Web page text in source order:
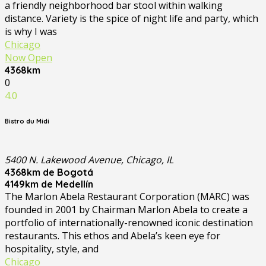
a friendly neighborhood bar stool within walking
distance. Variety is the spice of night life and party, which
is why I was
Chicago
Now Open
4368km
0
4.0
Bistro du Midi
5400 N. Lakewood Avenue, Chicago, IL
4368km de Bogotá
4149km de Medellín
The Marlon Abela Restaurant Corporation (MARC) was
founded in 2001 by Chairman Marlon Abela to create a
portfolio of internationally-renowned iconic destination
restaurants. This ethos and Abela’s keen eye for
hospitality, style, and
Chicago